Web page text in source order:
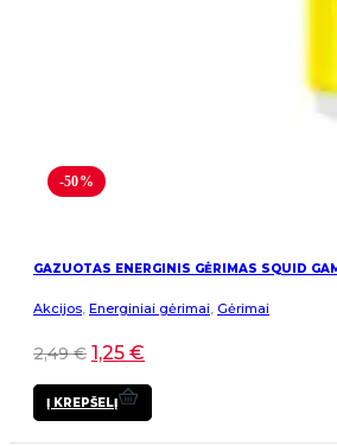
-50%
GAZUOTAS ENERGINIS GĖRIMAS SQUID
Akcijos, Energiniai gėrimai, Gėrimai
2,49€ 1,25 €
Į KREPŠELĮ